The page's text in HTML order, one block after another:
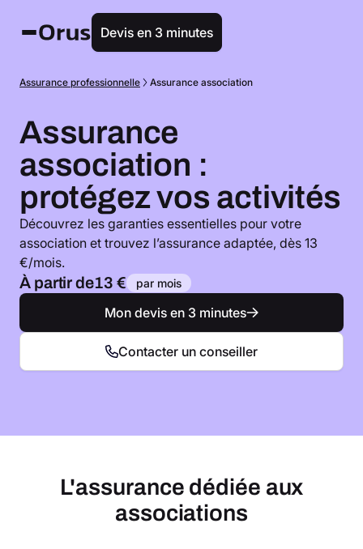
Devis en 3 minutes
Assurance professionnelle Assurance association
Assurance
association :
protégez vos activités
Découvrez les garanties essentielles pour votre
association et trouvez l’assurance adaptée, dès 13
€/mois.
À partir de13 € par mois
Mon devis en 3 minutes
Contacter un conseiller
L'assurance dédiée aux
associations